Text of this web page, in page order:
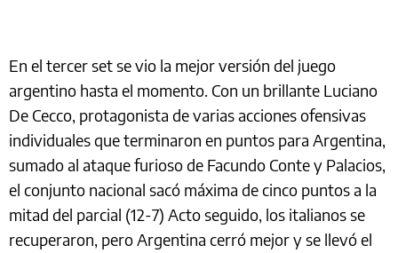
En el tercer set se vio la mejor versión del juego
argentino hasta el momento. Con un brillante Luciano
De Cecco, protagonista de varias acciones ofensivas
individuales que terminaron en puntos para Argentina,
sumado al ataque furioso de Facundo Conte y Palacios,
el conjunto nacional sacó máxima de cinco puntos a la
mitad del parcial (12-7) Acto seguido, los italianos se
recuperaron, pero Argentina cerró mejor y se llevó el